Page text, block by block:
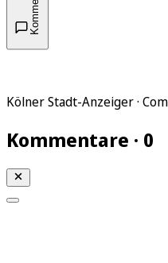
Kölner Stadt-Anzeiger ·
Kommentare · 0